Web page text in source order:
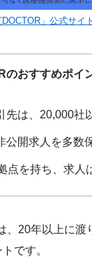
ネット
DOCTOR」公式サイト
のおすすめポイ
先は、20,000社
公開求人を多数
点を持ち、求人
、20年以上に
です。